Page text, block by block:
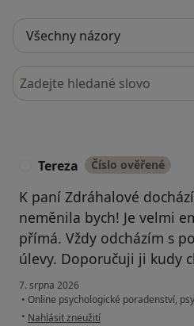
Hledejte v názorech
Tereza Číslo ověřené
K paní Zdráhalové
neměnila bych! Je velmi
přímá. Vždy odcházím s
úlevy. Doporučuji ji kudy
7. srpna 2026
• Online psychologické poradenství,
• podle názoru uživatele Tereza
Nahlásit zneužití